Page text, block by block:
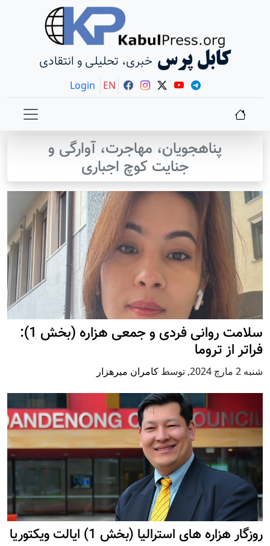
کابل پرس خبری، تحلیلی و انتقادی
Login EN
پناهجویان، مهاجرت، آوارگی و
جنایت کوچ اجباری
سلامت روانی فردی و جمعی هزاره (بخش 1):
فراتر از تروما
شنبه 2 مارچ 2024 , توسط کامران میرهزار
روزگار هزاره های استرالیا (بخش 1) ایالت ویکتوریا